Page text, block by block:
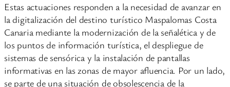
Estas actuaciones responden a la necesidad de avanzar en
la digitalización del destino turístico Maspalomas Costa
Canaria mediante la modernización de la señalética y de
los puntos de información turística, el despliegue de
sistemas de sensórica y la instalación de pantallas
informativas en las zonas de mayor afluencia. Por un lado,
se parte de una situación de obsolescencia de la